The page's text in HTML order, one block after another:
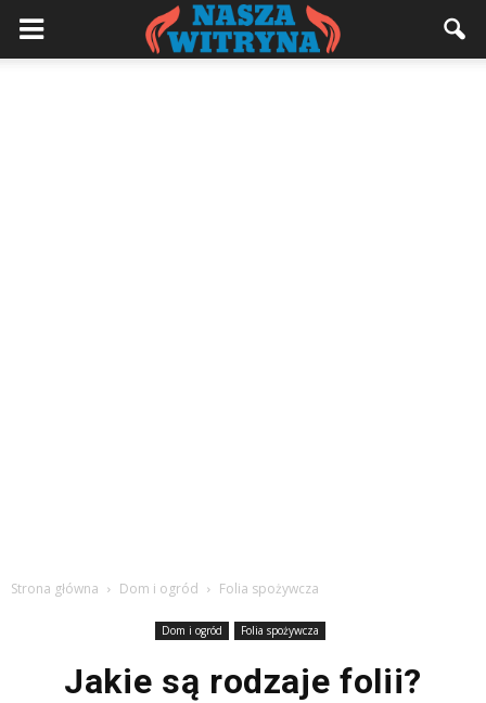
Strona główna Dom i ogród Folia spożywcza
Dom i ogród Folia spożywcza
Jakie są rodzaje folii?